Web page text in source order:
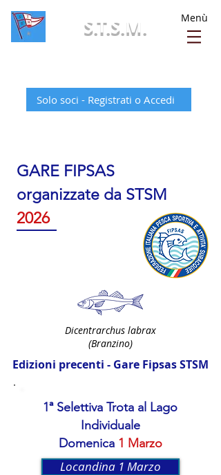
S.T.S.M. Menù
Solo soci - Registrati o Accedi
GARE FIPSAS
organizzate da STSM
2026
Dicentrarchus labrax
(Branzino)
Edizioni precenti - Gare Fipsas STSM
1ª Selettiva Trota al Lago
Individuale
Domenica1 Marzo
Locandina 1 Marzo